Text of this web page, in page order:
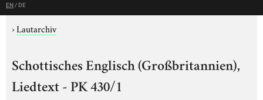
EN / DE
›Lautarchiv
Schottisches Englisch (Großbritannien),
Liedtext - PK 430/1